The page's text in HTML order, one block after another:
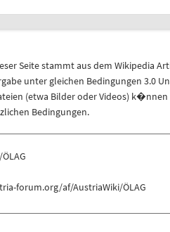
Seite stammt aus dem Wikipedia
unter gleichen Bedingungen 3.0
(etwa Bilder oder Videos)
Bedingungen.
forum.org/af/AustriaWiki/ÖLAG